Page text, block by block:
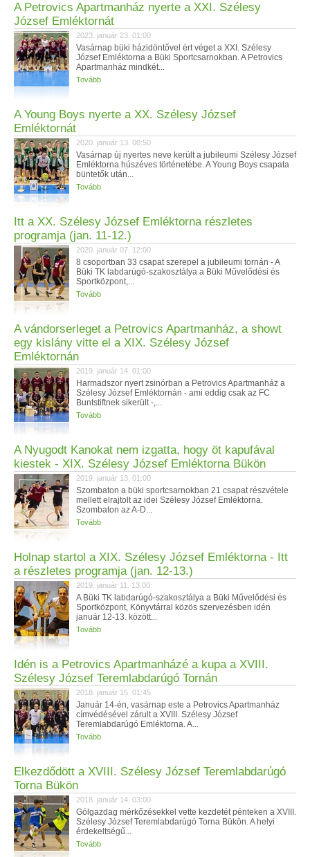
A Petrovics Apartmanház nyerte a XXI. Szélesy
József Emléktornát
2023. január 23. 01:00
Vasárnap büki házidöntővel ért véget a XXI. Szélesy
József Emléktorna a Büki Sportcsarnokban. A Petrovics
Apartmanház mindkét...
Tovább
A Young Boys nyerte a XX. Szélesy József
Emléktornát
2020. január 13. 00:50
Vasárnap új nyertes neve került a jubileumi Szélesy József
Emléktorna húszéves történetébe. A Young Boys csapata
büntetők után...
Tovább
Itt a XX. Szélesy József Emléktorna részletes
programja (jan. 11-12.)
2020. január 07. 12:00
8 csoportban 33 csapat szerepel a jubileumi tornán - A
Büki TK labdarúgó-szakosztálya a Büki Művelődési és
Sportközpont,...
Tovább
A vándorserleget a Petrovics Apartmanház, a showt
egy kislány vitte el a XIX. Szélesy József
Emléktornán
2019. január 14. 01:00
Harmadszor nyert zsinórban a Petrovics Apartmanház a
Szélesy József Emléktornán - ami eddig csak az FC
Buntstiftnek sikerült -,...
Tovább
A Nyugodt Kanokat nem izgatta, hogy öt kapufával
kiestek - XIX. Szélesy József Emléktorna Bükön
2019. január 13. 01:00
Szombaton a büki sportcsarnokban 21 csapat részvétele
mellett elrajtolt az idei Szélesy József Emléktorna.
Szombaton az A-D...
Tovább
Holnap startol a XIX. Szélesy József Emléktorna - Itt
a részletes programja (jan. 12-13.)
2019. január 11. 13:00
A Büki TK labdarúgó-szakosztálya a Büki Művelődési és
Sportközpont, Könyvtárral közös szervezésben idén
január 12-13. között...
Tovább
Idén is a Petrovics Apartmanházé a kupa a XVIII.
Szélesy József Teremlabdarúgó Tornán
2018. január 15. 01:45
Január 14-én, vasárnap este a Petrovics Apartmanház
címvédésével zárult a XVIII. Szélesy József
Teremlabdarúgó Emléktorna. A...
Tovább
Elkezdődött a XVIII. Szélesy József Teremlabdarúgó
Torna Bükön
2018. január 14. 03:00
Gólgazdag mérkőzésekkel vette kezdetét pénteken a XVIII.
Szélesy József Teremlabdarúgó Torna Bükön. A helyi
érdekeltségű...
Tovább